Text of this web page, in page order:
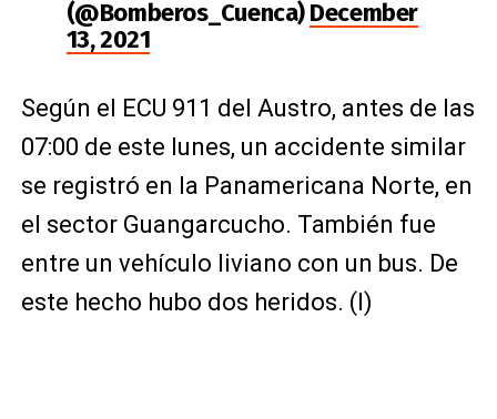
(@Bomberos_Cuenca)December
13, 2021
Según el ECU 911 del Austro, antes de las
07:00 de este lunes, un accidente similar
se registró en la Panamericana Norte, en
el sector Guangarcucho. También fue
entre un vehículo liviano con un bus. De
este hecho hubo dos heridos. (I)